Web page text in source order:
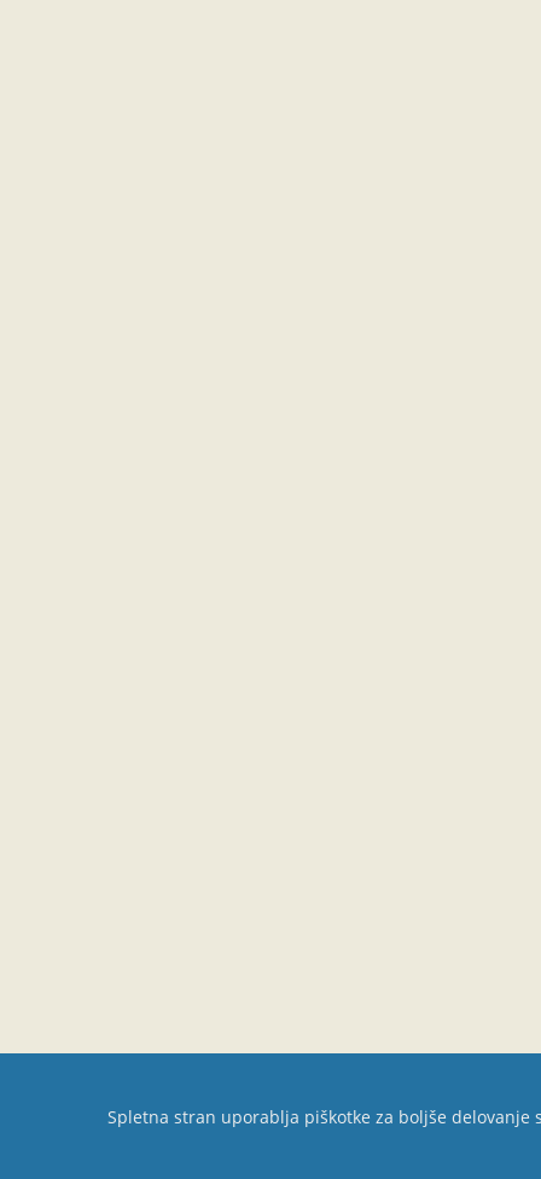
Spletna stran uporablja piškotke za boljše